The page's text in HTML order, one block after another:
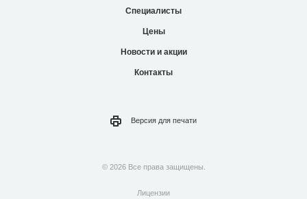
Специалисты
Цены
Новости и акции
Контакты
Версия для печати
© 2026 Все права защищены.
Лицензии